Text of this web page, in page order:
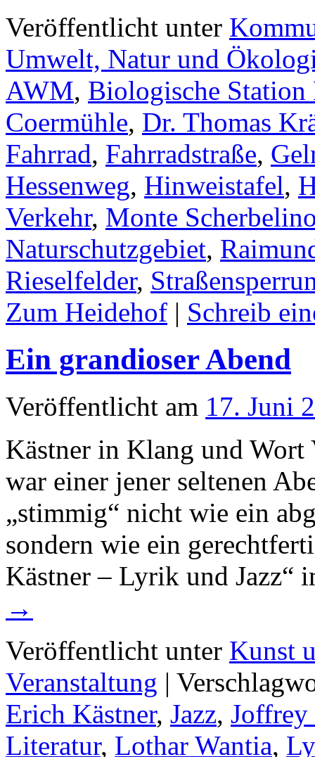
Veröffentlicht unter
Umwelt, Natur und
AWM, Biologische Station
Coermühle, Dr. Thomas
Fahrrad, Fahrradstraße,
Hessenweg, Hinweistafel,
Verkehr, Monte
Naturschutzgebiet,
Rieselfelder,
Zum Heidehof | Schreib
Ein grandioser Abend
Veröffentlicht am 17. Juni
Kästner in Klang und
war einer jener seltenen
„stimmig“ nicht wie ein
sondern wie ein
Kästner – Lyrik und
→
Veröffentlicht unter Kunst
Veranstaltung |
Erich Kästner, Jazz,
Literatur, Lothar Wantia,